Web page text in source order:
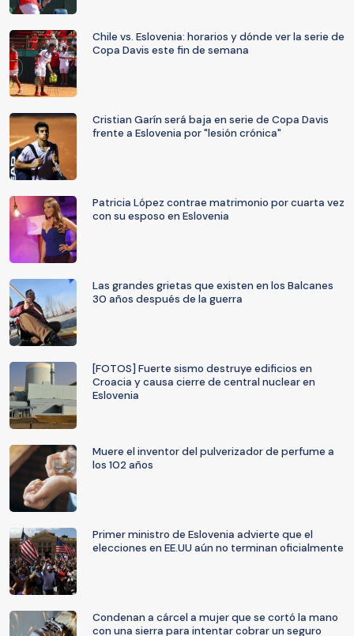
Chile vs. Eslovenia: horarios y dónde ver la serie de
Copa Davis este fin de semana
Cristian Garín será baja en serie de Copa Davis
frente a Eslovenia por "lesión crónica"
Patricia López contrae matrimonio por cuarta vez
con su esposo en Eslovenia
Las grandes grietas que existen en los Balcanes
30 años después de la guerra
[FOTOS] Fuerte sismo destruye edificios en
Croacia y causa cierre de central nuclear en
Eslovenia
Muere el inventor del pulverizador de perfume a
los 102 años
Primer ministro de Eslovenia advierte que el
elecciones en EE.UU aún no terminan oficialmente
Condenan a cárcel a mujer que se cortó la mano
con una sierra para intentar cobrar un seguro